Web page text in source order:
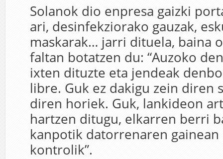
Solanok dio enpresa gaizki
ari, desinfekziorako gauzak,
maskarak… jarri dituela, baina
faltan botatzen du: “Auzoko
ixten dituzte eta jendeak
libre. Guk ez dakigu zein diren
diren horiek. Guk, lankideon
hartzen ditugu, elkarren berri
kanpotik datorrenaren
kontrolik”.